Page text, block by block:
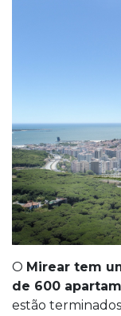
O Mirear tem
de 600
estão